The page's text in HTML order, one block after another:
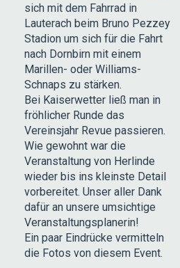
sich mit dem Fahrrad in
Lauterach beim Bruno Pezzey
Stadion um sich für die Fahrt
nach Dornbirn mit einem
Marillen- oder Williams-
Schnaps zu stärken.
Bei Kaiserwetter ließ man in
fröhlicher Runde das
Vereinsjahr Revue passieren.
Wie gewohnt war die
Veranstaltung von Herlinde
wieder bis ins kleinste Detail
vorbereitet. Unser aller Dank
dafür an unsere umsichtige
Veranstaltungsplanerin!
Ein paar Eindrücke vermitteln
die Fotos von diesem Event.